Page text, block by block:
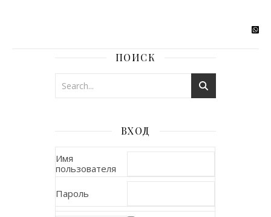
ПОИСК
ВХОД
Имя
пользователя
Пароль